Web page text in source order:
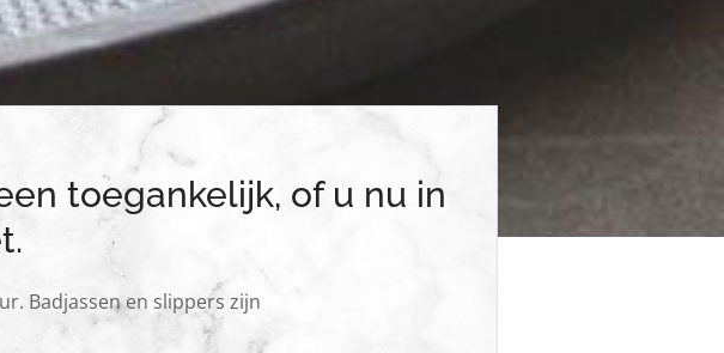
toegankelijk, of u nu in
Badjassen en slippers zijn